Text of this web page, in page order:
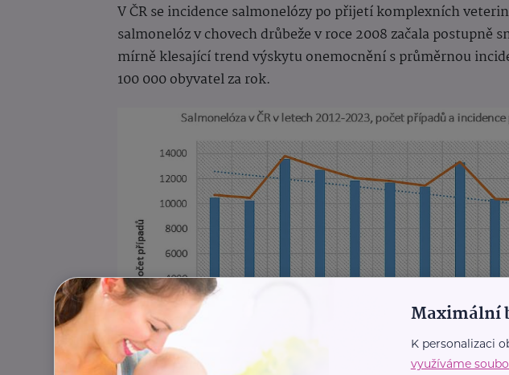
V ČR se incidence salmonelózy po přijetí komplexních
salmonelóz v chovech drůbeže v roce 2008 začala postupně
mírně klesající trend výskytu onemocnění s průměrnou
100 000 obyvatel za rok.
Maximální
K personalizaci
využíváme